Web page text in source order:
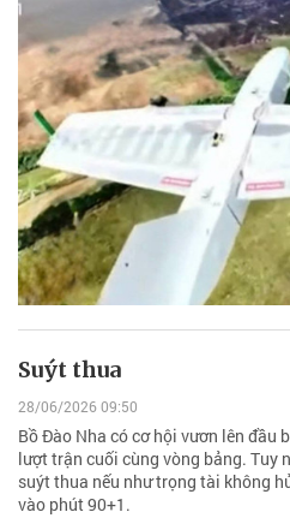
Suýt thua
28/06/2026 09:50
Bồ Đào Nha có cơ hội vươn lên đầu
lượt trận cuối cùng vòng bảng. Tuy
suýt thua nếu như trọng tài không
vào phút 90+1.